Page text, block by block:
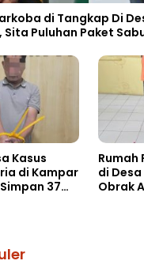
di Tangkap Di
Sita Puluhan Paket
Kasus
di Kampar
37
Rumah
di
Obrak